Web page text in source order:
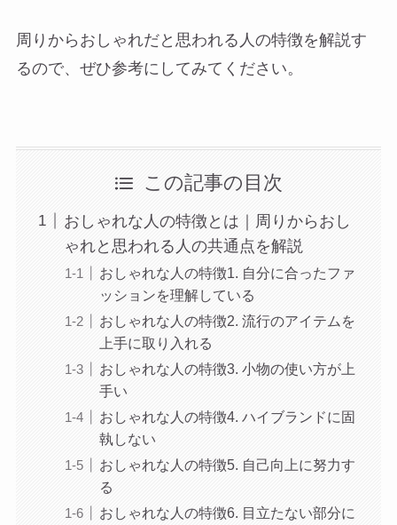
周りからおしゃれだと思われる人の特徴を解説す
るので、ぜひ参考にしてみてください。
この記事の目次
おしゃれな人の特徴とは｜周りからおし
ゃれと思われる人の共通点を解説
おしゃれな人の特徴1. 自分に合ったファ
ッションを理解している
おしゃれな人の特徴2. 流行のアイテムを
上手に取り入れる
おしゃれな人の特徴3. 小物の使い方が上
手い
おしゃれな人の特徴4. ハイブランドに固
執しない
おしゃれな人の特徴5. 自己向上に努力す
る
おしゃれな人の特徴6. 目立たない部分に